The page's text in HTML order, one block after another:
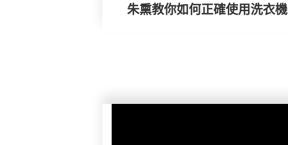
朱熏教你如何正確使用洗衣機